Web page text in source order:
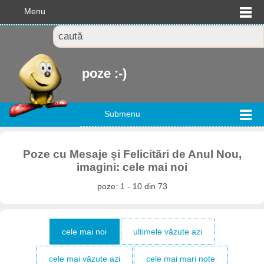
Menu
poze :-)
Submenu
Poze cu Mesaje și Felicitări de Anul Nou,
imagini: cele mai noi
poze: 1 - 10 din 73
cele mai noi ultimele văzute azi
cele mai văzute azi cele mai mari note